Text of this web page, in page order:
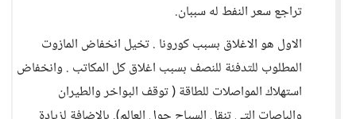
تراجع سعر النفط له سببان.
الاول هو الاغلاق بسبب كورونا . تخيل انخفاض المازوت
المطلوب للتدفئة للنصف بسبب اغلاق كل المكاتب . وانخفاض
استهلاك المواصلات للطاقة ( توقف البواخر والطيران